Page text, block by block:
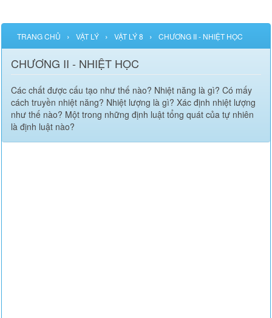
TRANG CHỦ › VẬT LÝ › VẬT LÝ 8 › CHƯƠNG II - NHIỆT HỌC
CHƯƠNG II - NHIỆT HỌC
Các chất được cấu tạo như thế nào? Nhiệt năng là gì? Có mấy
cách truyền nhiệt năng? Nhiệt lượng là gì? Xác định nhiệt lượng
như thế nào? Một trong những định luật tổng quát của tự nhiên
là định luật nào?